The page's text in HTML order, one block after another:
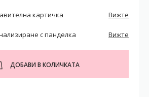
картичка Вижте
с панделка Вижте
ДОБАВИ В КОЛИЧКАТА